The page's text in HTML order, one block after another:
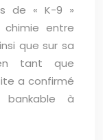
de « K-9 »
entre
que sur sa
tant que
a confirmé
bankable à